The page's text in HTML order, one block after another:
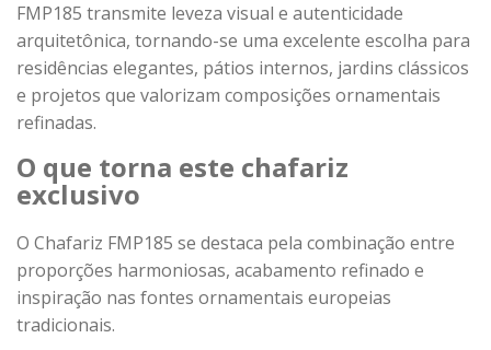
FMP185 transmite leveza visual e autenticidade
arquitetônica, tornando-se uma excelente escolha para
residências elegantes, pátios internos, jardins clássicos
e projetos que valorizam composições ornamentais
refinadas.
O que torna este chafariz
exclusivo
O Chafariz FMP185 se destaca pela combinação entre
proporções harmoniosas, acabamento refinado e
inspiração nas fontes ornamentais europeias
tradicionais.